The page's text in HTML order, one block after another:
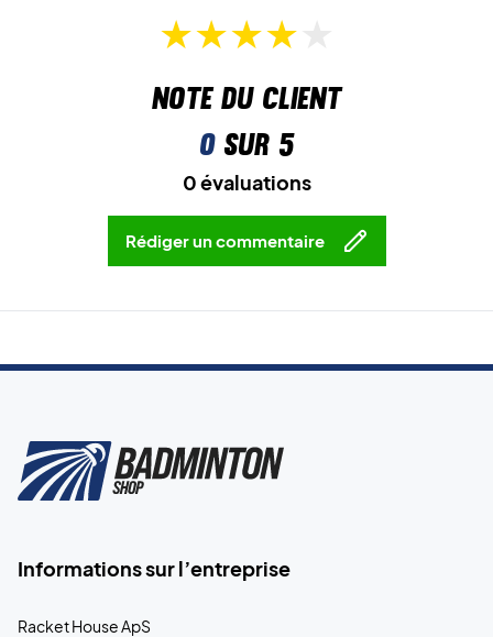
Note du client
0sur 5
0 évaluations
Rédiger un commentaire
Informations sur l’entreprise
Racket House ApS